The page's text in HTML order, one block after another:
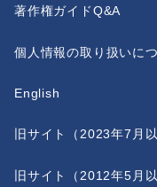
著作権ガイドQ&A
個人情報の取り扱いに
English
旧サイト（2023年7月以
旧サイト（2012年5月以